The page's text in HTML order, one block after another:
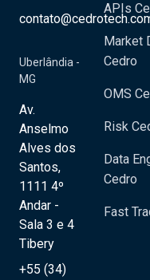
Uberlândia -
MG
Av.
Anselmo
Alves dos
Santos,
1111 4º
Andar -
Sala 3 e 4
Tibery
+55 (34)
APIs
Market
Cedro
OMS
Risk
Data
Cedro
Fast